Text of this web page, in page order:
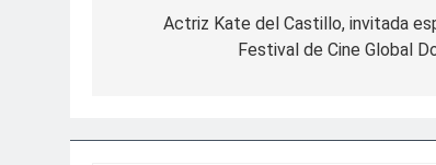
Actriz Kate del Castillo, invitada
Festival de Cine Global